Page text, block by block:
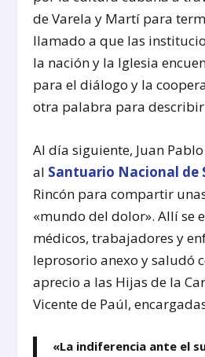
de Varela y Martí para
llamado a que las
la nación y la Iglesia
para el diálogo y la
otra palabra para
Al día siguiente, Juan
al Santuario Nacional de
Rincón para compartir
«mundo del dolor». Allí se
médicos, trabajadores y
leprosorio anexo y saludó
aprecio a las Hijas de la
Vicente de Paúl,
«La indiferencia ante el